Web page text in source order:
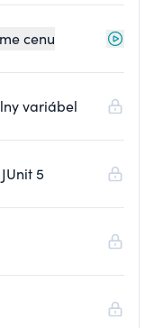
cenu
variábel
5